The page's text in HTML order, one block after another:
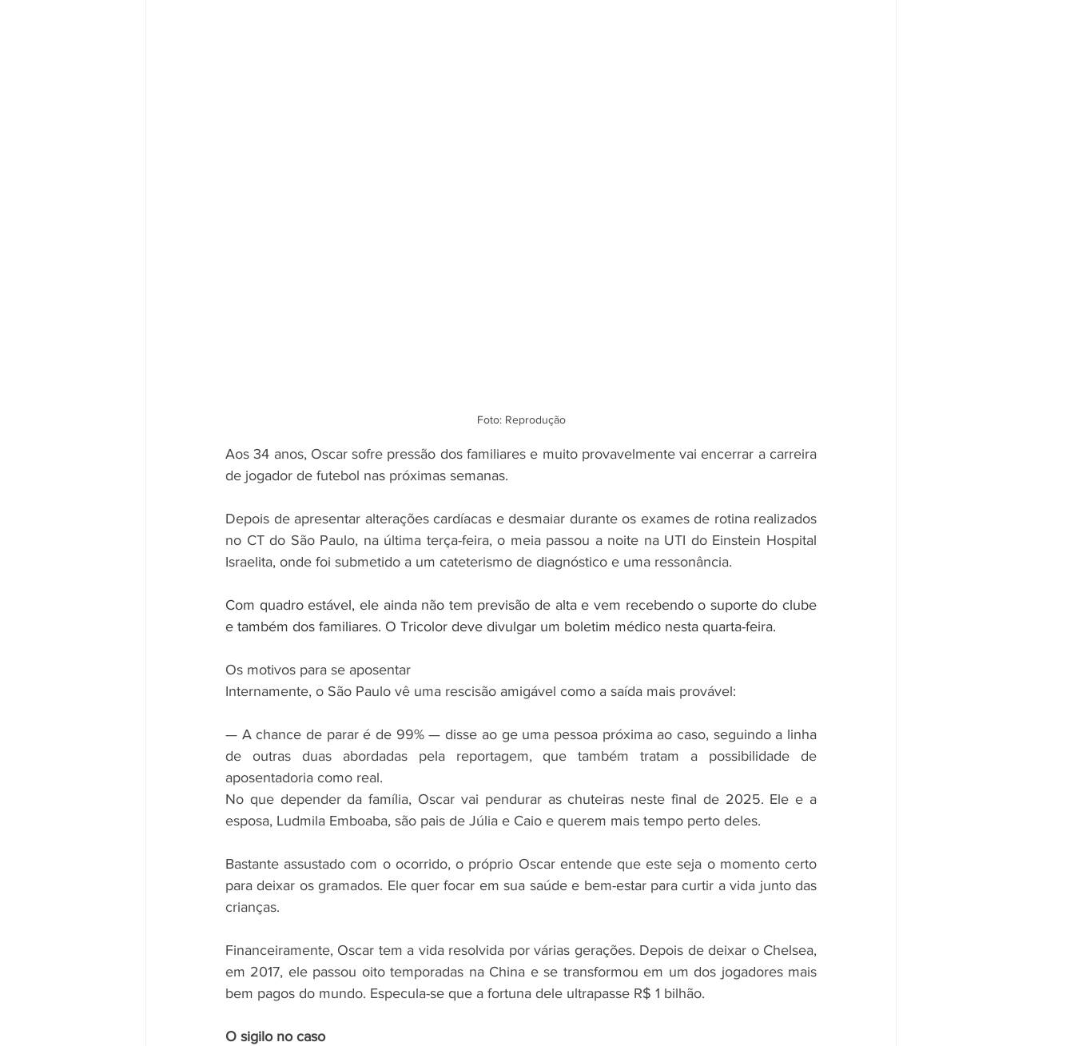
Foto: Reprodução
Aos 34 anos, Oscar sofre pressão dos familiares e muito provavelmente vai encerrar a carreira
de jogador de futebol nas próximas semanas.
Depois de apresentar alterações cardíacas e desmaiar durante os exames de rotina realizados
no CT do São Paulo, na última terça-feira, o meia passou a noite na UTI do Einstein Hospital
Israelita, onde foi submetido a um cateterismo de diagnóstico e uma ressonância.
Com quadro estável, ele ainda não tem previsão de alta e vem recebendo o suporte do clube
e também dos familiares. O Tricolor deve divulgar um boletim médico nesta quarta-feira.
Os motivos para se aposentar
Internamente, o São Paulo vê uma rescisão amigável como a saída mais provável:
— A chance de parar é de 99% — disse ao ge uma pessoa próxima ao caso, seguindo a linha
de outras duas abordadas pela reportagem, que também tratam a possibilidade de
aposentadoria como real.
No que depender da família, Oscar vai pendurar as chuteiras neste final de 2025. Ele e a
esposa, Ludmila Emboaba, são pais de Júlia e Caio e querem mais tempo perto deles.
Bastante assustado com o ocorrido, o próprio Oscar entende que este seja o momento certo
para deixar os gramados. Ele quer focar em sua saúde e bem-estar para curtir a vida junto das
crianças.
Financeiramente, Oscar tem a vida resolvida por várias gerações. Depois de deixar o Chelsea,
em 2017, ele passou oito temporadas na China e se transformou em um dos jogadores mais
bem pagos do mundo. Especula-se que a fortuna dele ultrapasse R$ 1 bilhão.
O sigilo no caso